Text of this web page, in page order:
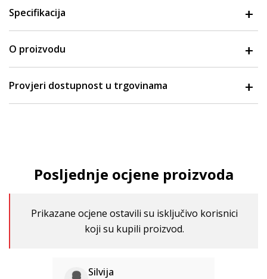
Specifikacija
O proizvodu
Provjeri dostupnost u trgovinama
Posljednje ocjene proizvoda
Prikazane ocjene ostavili su isključivo korisnici
koji su kupili proizvod.
Silvija